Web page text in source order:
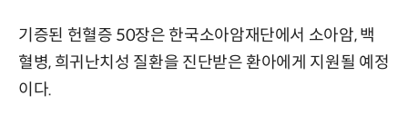
기증된 헌혈증 50장은 한국소아암재단에서 소아암, 백
혈병, 희귀난치성 질환을 진단받은 환아에게 지원될 예정
이다.